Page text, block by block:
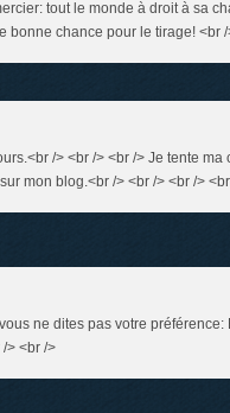
tout le monde à droit à sa
bonne chance pour le tirage! <br /
/> <br /> <br /> Je tente ma
mon blog.<br /> <br /> <br />
ne dites pas votre préférence:
> <br />